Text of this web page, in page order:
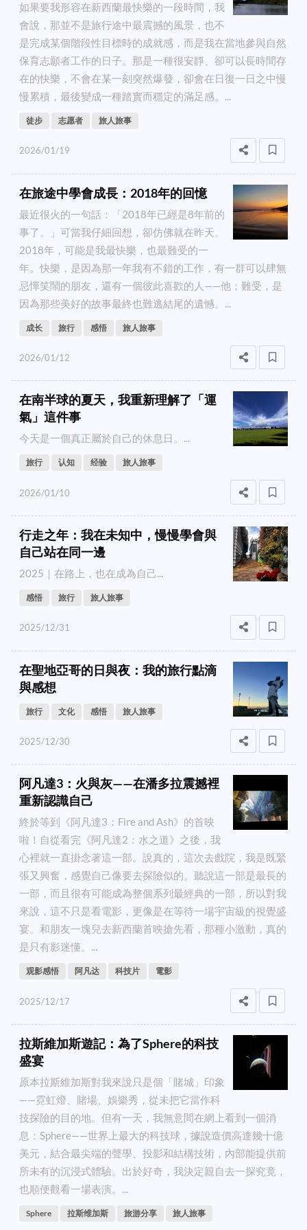
如果要我形容在新西蘭最快樂的一段時間，我
會說，那並不是旅行途中最震撼的風景，也不
是完成某個階段性目標時的成就感，而是我在當地參與自然
保育志願者工作的日子。那是一種很安靜、卻可以長時間存
在的快樂，不會在某一刻突然爆發，卻會在日復一日之中慢
慢累積，最後變成一種踏實而穩定的滿足感。...
徒步 志愿者 旅人旅事
2026/01/19
在旅途中學會成長：2018年的回憶
最近很火的一句話：「2018年已經是8年前的
事了。」可當我仔細回想，卻仿佛就在昨天。
2018年，可能是我最快樂，也最難受的一
年。快樂，是因為那一年我有不錯的工作，有一群可以肆無
忌憚笑鬧的朋友，還有一個彼此喜歡的人——他；難受，是
因為那些美好的故事最終也難逃結尾的遺憾。...
成长 旅行 感悟 旅人旅事
2026/01/12
在南半球的夏天，我重新理解了「運
氣」這件事
今天是一個真正屬於自己的休息日。...
旅行 认知 经验 旅人旅事
2026/01/10
行走之年：我在未知中，慢慢學會與
自己站在同一邊
2025｜在路上，也在成為自己...
感悟 旅行 旅人旅事
2025/12/31
在聖地亞哥的日與夜：我的旅行點滴
與感想
旅行 文化 感悟 旅人旅事
2025/12/30
阿凡達3：火與灰——在潘多拉震撼裡
重新認識自己
終於等到《阿凡達3：Fire and Ash》的首映
啦！自從看完《阿凡達2：水之道》之後，我
心裡就一直掛念著這一部。說真的，這次去戲院，我是既緊
張又興奮，感覺自己像要去探險似的。聽說這一部是最長的
一部，而且很有可能成為整個系列最經典的一部，所以對我
來說，這不只是看電影，更像是在等待一場宇宙級的視覺盛
宴。和朋友一塊兒去新西蘭首映搶先看，那種小激動，真的
是只有影迷懂。...
观影感悟 阿凡达 科技片 電影
2025/12/17
拉斯維加斯遊記：為了Sphere的科技
盛宴
原本拉斯維加斯對我來說只是個「賭城」印象
——霓虹燈、賭場、娛樂秀，從未把它當作科
技探險的目的地。但有一天，我無意間在網上看到一個消
息：Sphere——世界上最大的科技球，據說造價高達幾十億
美元，結合最尖端的聲學、投影和結構技術，內部能提供前
所未有的沉浸式體驗。出於好奇，我決定親自去一探究竟，
也順便觀看一場表演。...
Sphere 拉斯维加斯 旅游分享 旅人旅事